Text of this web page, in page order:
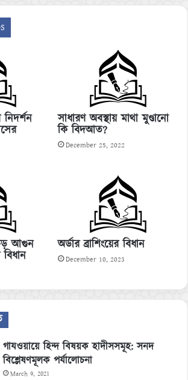
নিদর্শন সাধারণ অবস্থায় মাথা মুণ্ডানো
কি বিদআত?
December 25, 2022
আগুন অর্ডার ব্রাশিংয়ের বিধান
December 10, 2023
গাযওয়ায়ে হিন্দ বিষয়ক হাদীসসমূহ: সনদ
বিশ্লেষণমূলক পর্যালোচনা
March 9, 2021